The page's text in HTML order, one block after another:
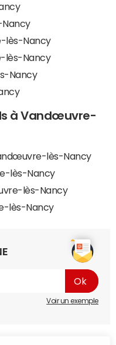
lès-Nancy
lès-Nancy
Nancy
à Vandœuvre-
lès-Nancy
lès-Nancy
lès-Nancy
lès-Nancy
Voir un exemple